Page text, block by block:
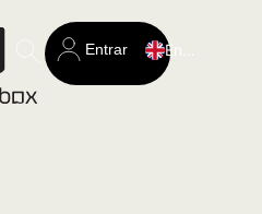
Search
for:
Entrar